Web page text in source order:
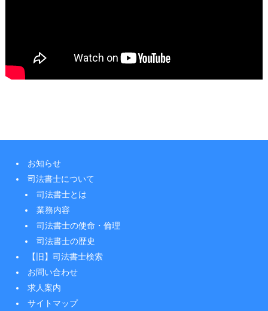
お知らせ
司法書士について
司法書士とは
業務内容
司法書士の使命・倫理
司法書士の歴史
【旧】司法書士検索
お問い合わせ
求人案内
サイトマップ